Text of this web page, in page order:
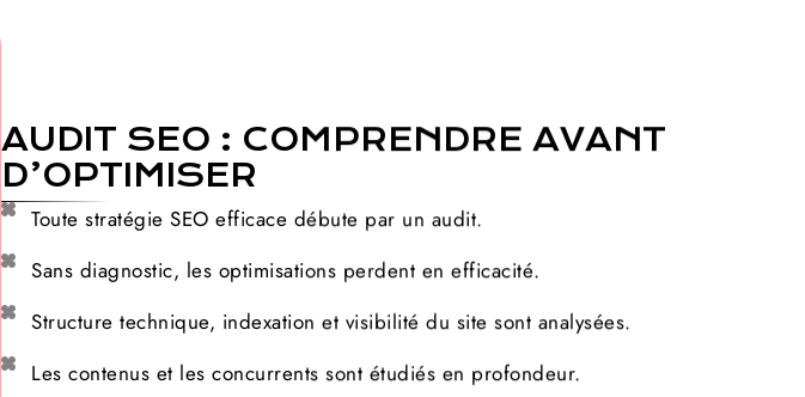
AUDIT SEO : COMPRENDRE AVANT
D’OPTIMISER
Toute stratégie SEO efficace débute par un audit.
Sans diagnostic, les optimisations perdent en efficacité.
Structure technique, indexation et visibilité du site sont analysées.
Les contenus et les concurrents sont étudiés en profondeur.